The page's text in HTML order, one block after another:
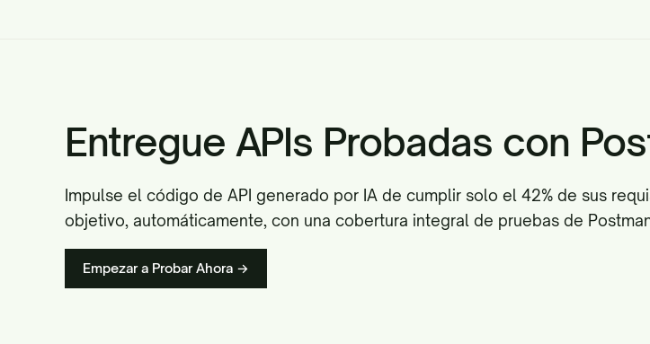
Entregue APIs Probadas con
Impulse el código de API generado por IA de cumplir solo el 42% de sus
objetivo, automáticamente, con una cobertura integral de pruebas de
Empezar a Probar Ahora →